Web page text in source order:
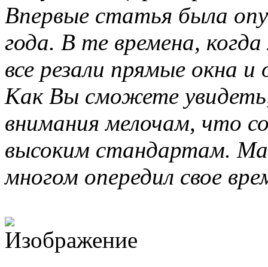
Впервые статья была
года. В те времена,
все резали прямые окна
Как Вы сможете увидеть,
внимания мелочам, что
высоким стандартам.
многом опередил свое